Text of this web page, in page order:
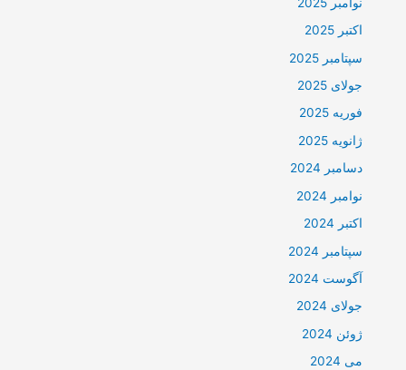
اکتبر 2025
سپتامبر 2025
جولای 2025
فوریه 2025
ژانویه 2025
دسامبر 2024
نوامبر 2024
اکتبر 2024
سپتامبر 2024
آگوست 2024
جولای 2024
ژوئن 2024
می 2024